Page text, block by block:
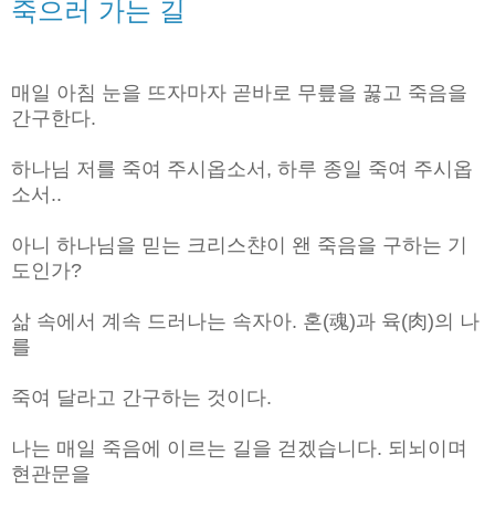
죽으러 가는 길
매일 아침 눈을 뜨자마자 곧바로 무릎을 꿇고 죽음을
간구한다.
하나님 저를 죽여 주시옵소서, 하루 종일 죽여 주시옵
소서..
아니 하나님을 믿는 크리스챤이 왠 죽음을 구하는 기
도인가?
삶 속에서 계속 드러나는 속자아. 혼(魂)과 육(肉)의 나
를
죽여 달라고 간구하는 것이다.
나는 매일 죽음에 이르는 길을 걷겠습니다. 되뇌이며
현관문을